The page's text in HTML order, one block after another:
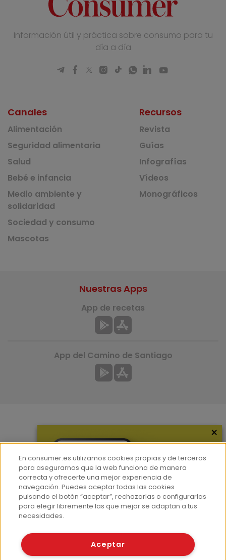
Información útil y práctica sobre consumo para tu
día a día
Canales
Alimentación
Seguridad alimentaria
Salud
Bebé e infancia
Medio ambiente y
solidaridad
Sociedad y consumo
Mascotas
Recursos
Revista
Guías
Infografías
Vídeos
Monográficos
Hemeroteca
Contacto
Prensa
Corpus Lingüístico Consumer
Nuestras Apps
App de recetas
App del Camino de Santiago
© Fundación EROSKI
×
En consumer.es utilizamos cookies propias y de terceros
para asegurarnos que la web funciona de manera
correcta y ofrecerte una mejor experiencia de
navegación. Puedes aceptar todas las cookies
pulsando el botón “aceptar”, rechazarlas o configurarlas
para elegir libremente las que mejor se adaptan a tus
necesidades.
Aceptar